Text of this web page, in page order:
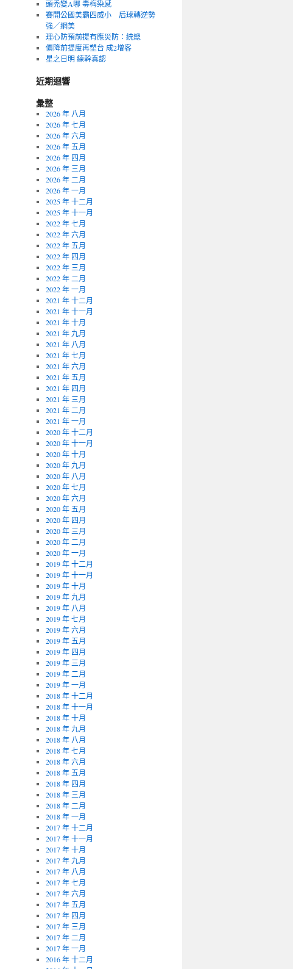
頭禿變A哪 毒梅染感
賽開公國美霸四威小 后球轉逆勢
強／網美
理心防預前提有應災防：統總
價降前提度再塑台 成2增客
星之日明 練幹真認
近期迴響
彙整
2026 年 八月
2026 年 七月
2026 年 六月
2026 年 五月
2026 年 四月
2026 年 三月
2026 年 二月
2026 年 一月
2025 年 十二月
2025 年 十一月
2022 年 七月
2022 年 六月
2022 年 五月
2022 年 四月
2022 年 三月
2022 年 二月
2022 年 一月
2021 年 十二月
2021 年 十一月
2021 年 十月
2021 年 九月
2021 年 八月
2021 年 七月
2021 年 六月
2021 年 五月
2021 年 四月
2021 年 三月
2021 年 二月
2021 年 一月
2020 年 十二月
2020 年 十一月
2020 年 十月
2020 年 九月
2020 年 八月
2020 年 七月
2020 年 六月
2020 年 五月
2020 年 四月
2020 年 三月
2020 年 二月
2020 年 一月
2019 年 十二月
2019 年 十一月
2019 年 十月
2019 年 九月
2019 年 八月
2019 年 七月
2019 年 六月
2019 年 五月
2019 年 四月
2019 年 三月
2019 年 二月
2019 年 一月
2018 年 十二月
2018 年 十一月
2018 年 十月
2018 年 九月
2018 年 八月
2018 年 七月
2018 年 六月
2018 年 五月
2018 年 四月
2018 年 三月
2018 年 二月
2018 年 一月
2017 年 十二月
2017 年 十一月
2017 年 十月
2017 年 九月
2017 年 八月
2017 年 七月
2017 年 六月
2017 年 五月
2017 年 四月
2017 年 三月
2017 年 二月
2017 年 一月
2016 年 十二月